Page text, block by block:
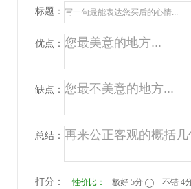
标题：
优点：
缺点：
总结：
打分： 性价比： 极好 5分 不错 4